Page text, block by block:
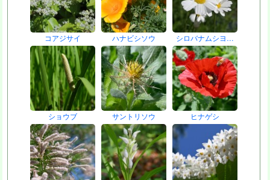
コアジサイ ハナビシソウ シロバナムシヨ…
ショウブ サントリソウ ヒナゲシ